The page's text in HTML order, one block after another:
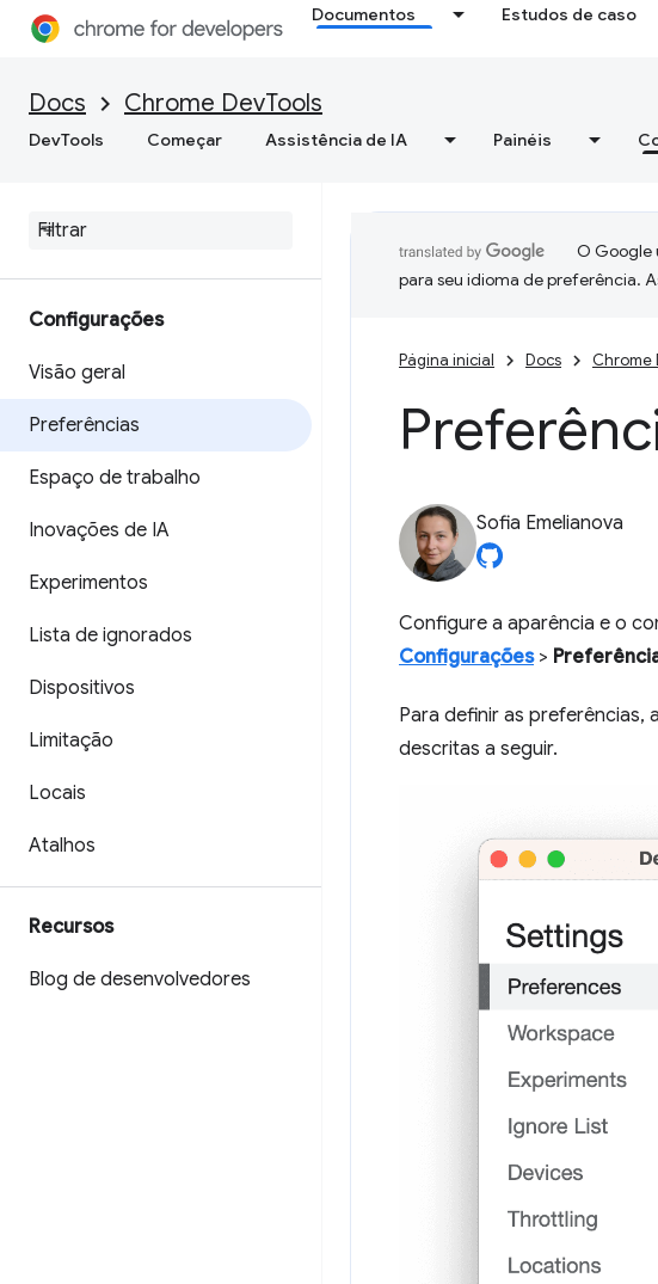
Documentos Estudos de caso
Docs Chrome DevTools
DevTools Começar Assistência de IA Painéis
Configurações
Visão geral
Preferências
Espaço de trabalho
Inovações de IA
Experimentos
Lista de ignorados
Dispositivos
Limitação
Locais
Atalhos
Recursos
Blog de desenvolvedores
O Google
para seu idioma de preferência.
Página inicial Docs Chrome
Sofia Emelianova
Configure a aparência e o
Configurações>
Para definir as preferências,
descritas a seguir.